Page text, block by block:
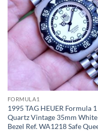
FORMULA1
1995 TAG HEUER Formula
Quartz Vintage 35mm
Bezel Ref. WA1218 Safe